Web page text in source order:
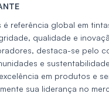
é referência global em
qualidade e
destaca-se pelo
e
em produtos e
sua liderança no